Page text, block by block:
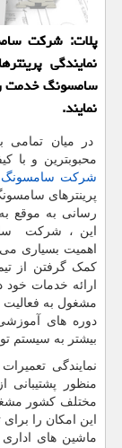
پلات: شركت
نمایندگی
سامسونگ خدمت
نمایند.
در میان تمامی
محبوبترین و با
شرکت سامسونگ
پرینترهای
رسانی به موقع
این ، شرکت
اهمیت بسیاری می
کمک گرفتن از
ارائه خدمات خود
مشغول به فعالیت
دوره های
بیشتر به سیستم
نمایندگی
منظور
مختلف کشور
این امکان را
ماشین های